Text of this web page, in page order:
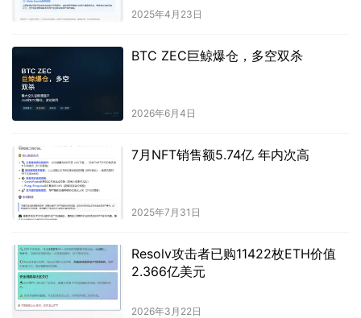
2025年4月23日
BTC ZEC巨鲸爆仓，多空双杀
2026年6月4日
7月NFT销售额5.74亿 年内次高
2025年7月31日
Resolv攻击者已购11422枚ETH价值
2.366亿美元
2026年3月22日